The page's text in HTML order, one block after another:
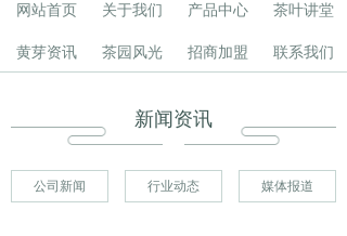
新闻资讯
公司新闻 行业动态 媒体报道
网站首页 关于我们 产品中心 茶叶讲堂
黄芽资讯 茶园风光 招商加盟 联系我们